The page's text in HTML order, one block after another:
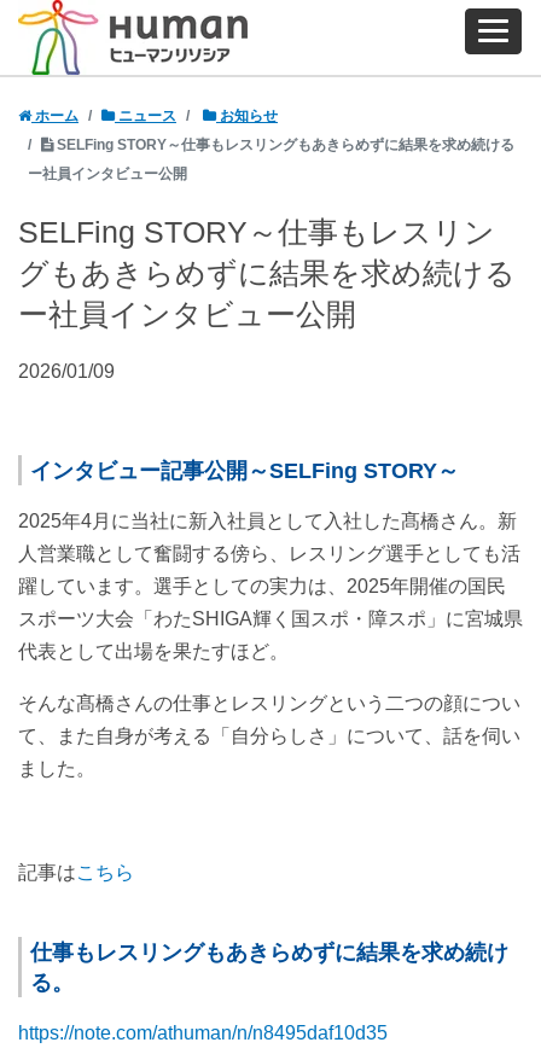
ホーム ニュース
お知らせ
SELFing STORY～仕事もレスリングもあきらめずに結果を求め続ける
ー社員インタビュー公開
SELFing STORY～仕事もレスリン
グもあきらめずに結果を求め続ける
ー社員インタビュー公開
2026/01/09
インタビュー記事公開～SELFing STORY～
2025年4月に当社に新入社員として入社した髙橋さん。新
人営業職として奮闘する傍ら、レスリング選手としても活
躍しています。選手としての実力は、2025年開催の国民
スポーツ大会「わたSHIGA輝く国スポ・障スポ」に宮城県
代表として出場を果たすほど。
そんな髙橋さんの仕事とレスリングという二つの顔につい
て、また自身が考える「自分らしさ」について、話を伺い
ました。
記事はこちら
仕事もレスリングもあきらめずに結果を求め続け
る。
https://note.com/athuman/n/n8495daf10d35